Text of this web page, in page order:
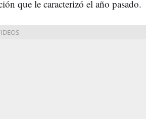
que le caracterizó el año pasado.